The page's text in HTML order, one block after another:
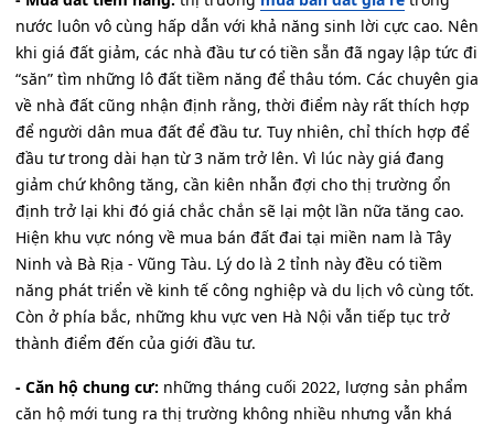
nước luôn vô cùng hấp dẫn với khả năng sinh lời cực cao. Nên
khi giá đất giảm, các nhà đầu tư có tiền sẵn đã ngay lập tức đi
“săn” tìm những lô đất tiềm năng để thâu tóm. Các chuyên gia
về nhà đất cũng nhận định rằng, thời điểm này rất thích hợp
để người dân mua đất để đầu tư. Tuy nhiên, chỉ thích hợp để
đầu tư trong dài hạn từ 3 năm trở lên. Vì lúc này giá đang
giảm chứ không tăng, cần kiên nhẫn đợi cho thị trường ổn
định trở lại khi đó giá chắc chắn sẽ lại một lần nữa tăng cao.
Hiện khu vực nóng về mua bán đất đai tại miền nam là Tây
Ninh và Bà Rịa - Vũng Tàu. Lý do là 2 tỉnh này đều có tiềm
năng phát triển về kinh tế công nghiệp và du lịch vô cùng tốt.
Còn ở phía bắc, những khu vực ven Hà Nội vẫn tiếp tục trở
thành điểm đến của giới đầu tư.
- Căn hộ chung cư: những tháng cuối 2022, lượng sản phẩm
căn hộ mới tung ra thị trường không nhiều nhưng vẫn khá